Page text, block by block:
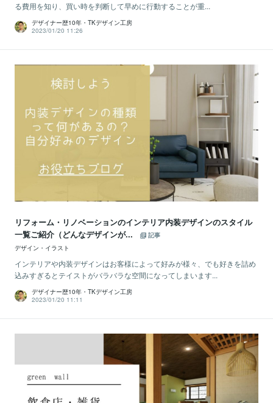
る費用を知り、買い時を判断して早めに行動することが重...
デザイナー歴10年・TKデザイン工房
2023/01/20 11:26
リフォーム・リノベーションのインテリア内装デザインのスタイル
一覧ご紹介（どんなデザインが...
記事
デザイン・イラスト
インテリアや内装デザインはお客様によって好みが様々、でも好きを詰め
込みすぎるとテイストがバラバラな空間になってしまいます...
デザイナー歴10年・TKデザイン工房
2023/01/20 11:11